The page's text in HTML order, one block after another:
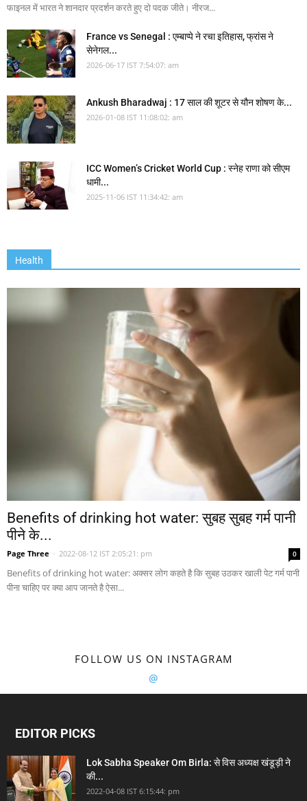
फाइनल में भारत ने शानदार प्रदर्शन करते हुए दो पदक जीते। नीरज...
France vs Senegal : एम्बाप्पे ने रचा इतिहास, फ्रांस ने
सेनेगल...
2026-06-17 IST 7:54:07: am
Ankush Bharadwaj : 17 साल की शूटर से यौन शोषण के...
2026-01-08 IST 11:08:02: am
ICC Women’s Cricket World Cup : स्नेह राणा को सीएम
धामी...
2025-11-06 IST 11:34:42: am
Health
Benefits of drinking hot water: सुबह सुबह गर्म पानी
पीने के...
Page Three - 2022-08-12 IST 2:05:21: pm 0
Benefits of drinking hot water: अक्सर लोग कहते है कि सुबह उठकर खाली पेट गर्म पानी
पीना चाहिए पर क्या आप जानते है ऐसा...
FOLLOW US ON INSTAGRAM
@
EDITOR PICKS
Lok Sabha Speaker Om Birla: से विस अध्यक्ष खंडूड़ी ने
की...
2022-04-08 IST 6:15:44: pm